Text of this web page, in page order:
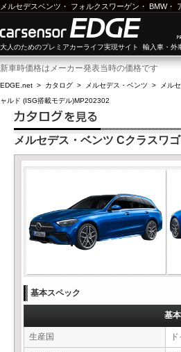
メルセデスベンツ ・ フォルクスワーゲン ・ BMW・
大人のためのプレミアカーライフ実現サイト 輸入車・外
新車時価格はメーカー発表当時の価格です
EDGE.net > カタログ > メルセデス・ベンツ > メル
ャルド (ISG搭載モデル)MP202302
メルセデス・ベンツ Cクラスワ
基本スペック
基
生産国